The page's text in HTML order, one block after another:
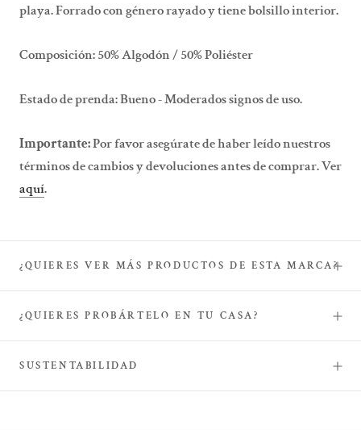
playa. Forrado con género rayado y tiene bolsillo interior.
Composición: 50% Algodón / 50% Poliéster
Estado de prenda: Bueno - Moderados signos de uso.
Importante:Por favor asegúrate de haber leído nuestros
términos de cambios y devoluciones antes de comprar. Ver
aquí.
¿QUIERES VER MÁS PRODUCTOS DE ESTA MARCA?
¿QUIERES PROBÁRTELO EN TU CASA?
SUSTENTABILIDAD